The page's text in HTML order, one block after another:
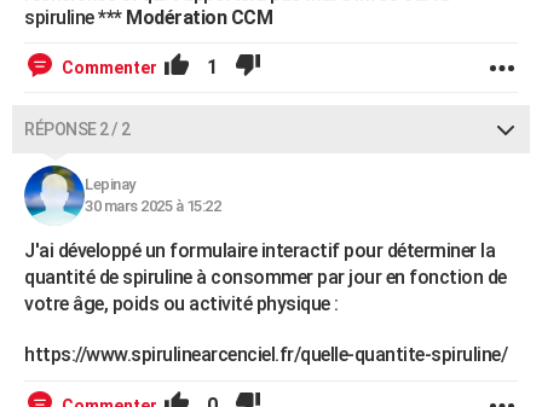
spiruline*** Modération CCM
Commenter 1
RÉPONSE 2 / 2
Lepinay
30 mars 2025 à 15:22
J'ai développé un formulaire interactif pour déterminer la
quantité de spiruline à consommer par jour en fonction de
votre âge, poids ou activité physique :
https://www.spirulinearcenciel.fr/quelle-quantite-spiruline/